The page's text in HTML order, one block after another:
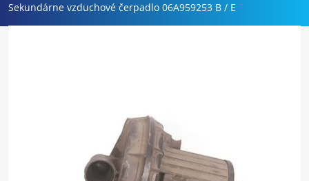
Sekundárne vzduchové čerpadlo 06A959253 B / E